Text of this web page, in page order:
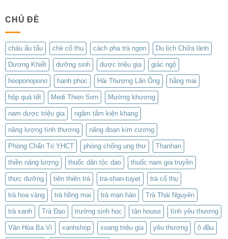
CHỦ ĐỀ
cháu ấu tẩu chè cổ thụ cách pha trà ngon Du lịch Chữa lành
Dương Khiết dưỡng sinh dược triệu gia giác ngộ
hooponopono hạnh phúc Hải Thượng Lãn Ông hằng mai
hộp quà tết Medi Thien Sơn Mường khương
nam dược triệu gia ngâm tắm kiện khang
năng lượng tình thương năng đoạn kim cương
Phòng Chẩn Trị YHCT phòng chống ung thư Thanhan
thiền năng lượng thuốc dân tộc dao thuốc nam gia truyền
thực dưỡng tiên thiên trà tra-shan-tuyet trà cổ thụ
trà hoa vàng trà hồng mai trà mạn hảo Trà Thái Nguyên
trà xanh Trà Đạo trường sinh học tân house tình yêu thương
Vân Hòa Ba Vì xanhshop xoang triệu gia yêu thương ô đầu